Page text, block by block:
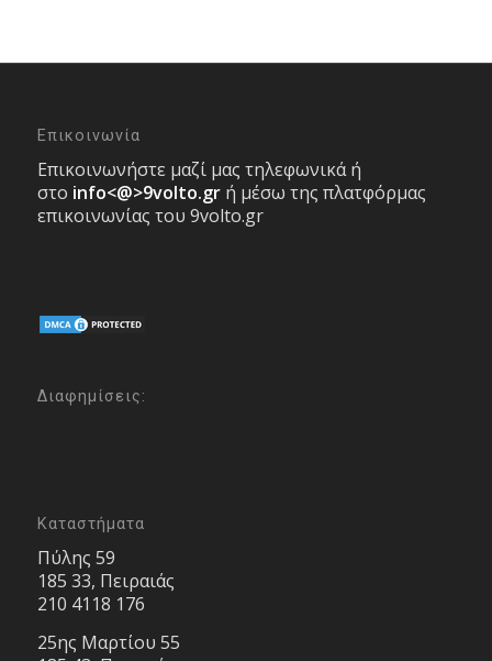
Επικοινωνία
Επικοινωνήστε μαζί μας τηλεφωνικά ή
στο info<@>9volto.gr ή μέσω της πλατφόρμας
επικοινωνίας του 9volto.gr
Διαφημίσεις:
Καταστήματα
Πύλης 59
185 33, Πειραιάς
210 4118 176
25ης Μαρτίου 55